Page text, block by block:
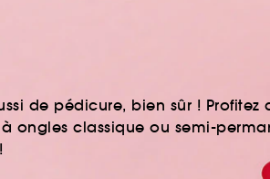
de pédicure, bien sûr ! Profitez
ongles classique ou semi-